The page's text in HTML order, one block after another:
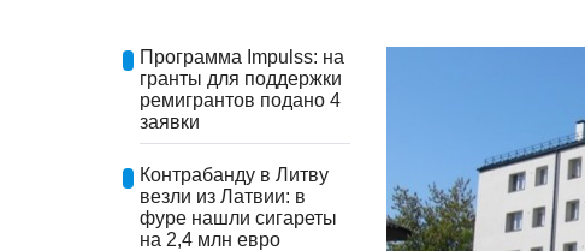
Программа Impulss: на
гранты для поддержки
ремигрантов подано 4
заявки
Контрабанду в Литву
везли из Латвии: в
фуре нашли сигареты
на 2,4 млн евро